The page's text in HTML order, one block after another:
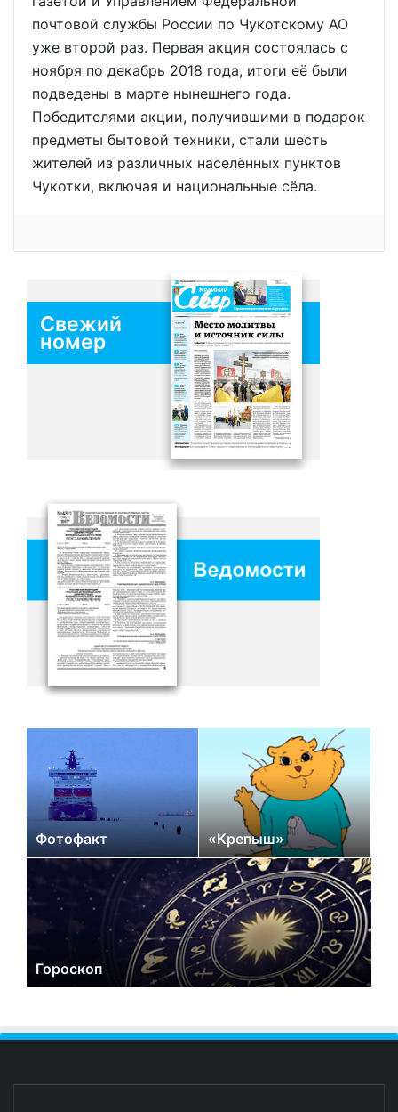
почтовой службы России по Чукотскому АО
уже второй раз. Первая акция состоялась с
ноября по декабрь 2018 года, итоги её были
подведены в марте нынешнего года.
Победителями акции, получившими в подарок
предметы бытовой техники, стали шесть
жителей из различных населённых пунктов
Чукотки, включая и национальные сёла.
Свежий
номер
Фотофакт «Крепыш»
Гороскоп